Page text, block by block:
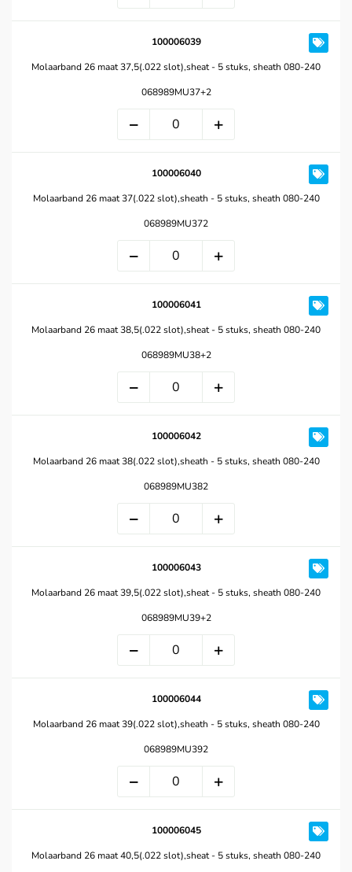
100006039
Molaarband 26 maat 37,5(.022 slot),sheat - 5 stuks, sheath 080-240
068989MU37+2
100006040
Molaarband 26 maat 37(.022 slot),sheath - 5 stuks, sheath 080-240
068989MU372
100006041
Molaarband 26 maat 38,5(.022 slot),sheat - 5 stuks, sheath 080-240
068989MU38+2
100006042
Molaarband 26 maat 38(.022 slot),sheath - 5 stuks, sheath 080-240
068989MU382
100006043
Molaarband 26 maat 39,5(.022 slot),sheat - 5 stuks, sheath 080-240
068989MU39+2
100006044
Molaarband 26 maat 39(.022 slot),sheath - 5 stuks, sheath 080-240
068989MU392
100006045
Molaarband 26 maat 40,5(.022 slot),sheat - 5 stuks, sheath 080-240